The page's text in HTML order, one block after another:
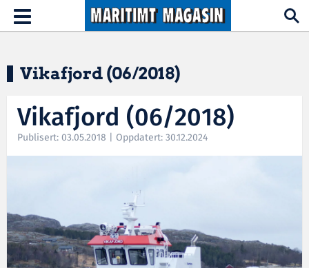
Hopp til hovedinnhold
Toggle
navigation
Vikafjord (06/2018)
Vikafjord (06/2018)
Publisert: 03.05.2018 | Oppdatert: 30.12.2024